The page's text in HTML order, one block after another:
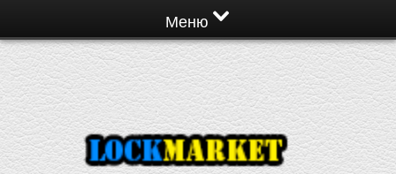
Меню